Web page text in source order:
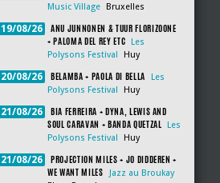
Music Village Bruxelles
19/08/26
ANU JUNNONEN & TUUR FLORIZOONE
+ PALOMA DEL REY ETC
Les
Polysons Festival
Huy
20/08/26 BELAMBA + PAOLA DI BELLA
Les
Polysons Festival
Huy
21/08/26
BIA FERREIRA + DYNA, LEWIS AND
SOUL CARAVAN + BANDA QUETZAL
Les
Polysons Festival
Huy
21/08/26
PROJECTION MILES + JO DIDDEREN +
WE WANT MILES
Jazz au Broukay